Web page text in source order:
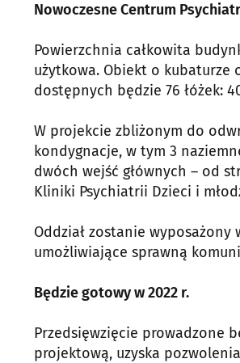
Nowoczesne Centrum
Powierzchnia całkowita
użytkowa. Obiekt o kubaturze
dostępnych będzie 76 łóżek:
W projekcie zbliżonym do
kondygnacje, w tym 3
dwóch wejść głównych – od
Kliniki Psychiatrii Dzieci i
Oddział zostanie
umożliwiające sprawną
Będzie gotowy w 2022 r.
Przedsięwzięcie prowadzone
projektową, uzyska